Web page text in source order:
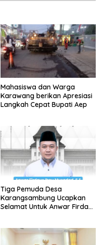
Mahasiswa dan Warga
Karawang berikan Apresiasi
Langkah Cepat Bupati Aep
Tiga Pemuda Desa
Karangsambung Ucapkan
Selamat Untuk Anwar Firdaus